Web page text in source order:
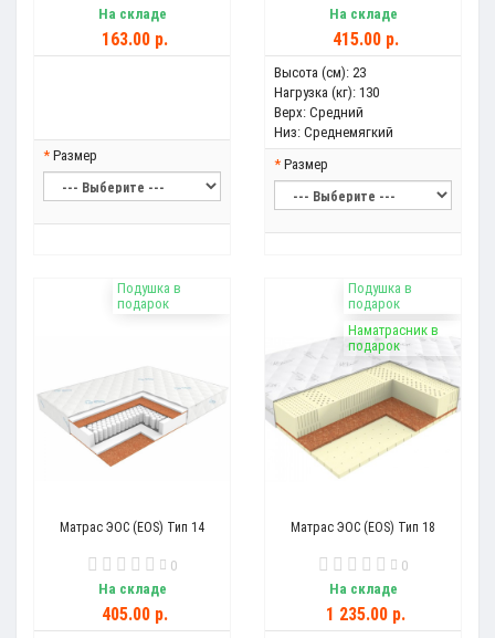
На складе
163.00 р.
Размер
На складе
415.00 р.
Высота (см): 23
Нагрузка (кг): 130
Верх: Средний
Низ: Среднемягкий
Размер
Подушка в
подарок
Матрас ЭОС (EOS) Тип 14
0
На складе
405.00 р.
Подушка в
подарок
Наматрасник в
подарок
Матрас ЭОС (EOS) Тип 18
0
На складе
1 235.00 р.